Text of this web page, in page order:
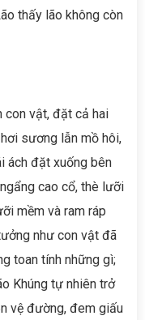
thấy lão không còn
vật, đặt cả hai
sương lẫn mồ hôi,
ách đặt xuống bên
cao cổ, thè lưỡi
mềm và ram ráp
như con vật đã
toan tính những gì;
Khúng tự nhiên trở
vệ đường, đem giấu